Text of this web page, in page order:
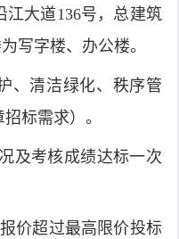
江大道136号，总建筑
写字楼、办公楼。
、清洁绿化、秩序管
标需求）。
及考核成绩达标一次
价超过最高限价投标